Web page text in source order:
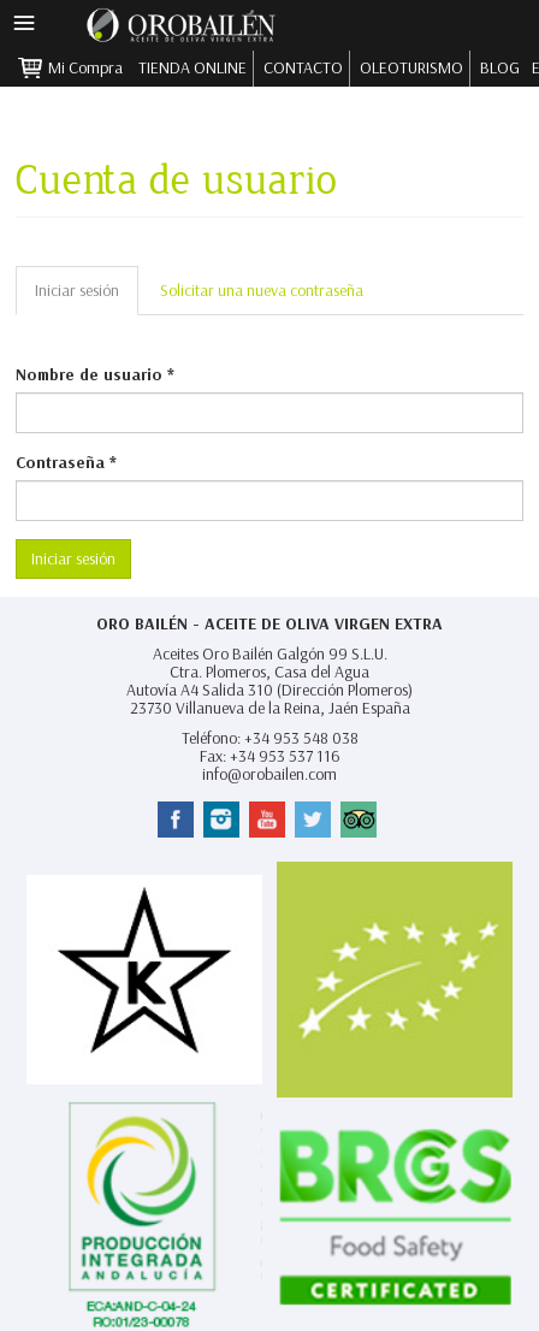
MENÚ
PRINCIPAL
Mi Compra
TIENDA ONLINE CONTACTO OLEOTURISMO BLOG
Cuenta de usuario
Solapas principales
Iniciar sesión (solapa
activa)
Solicitar una nueva contraseña
Nombre de usuario *
Contraseña *
Iniciar sesión
ORO BAILÉN - ACEITE DE OLIVA VIRGEN EXTRA
Aceites Oro Bailén Galgón 99 S.L.U.
Ctra. Plomeros, Casa del Agua
Autovía A4 Salida 310 (Dirección Plomeros)
23730 Villanueva de la Reina, Jaén España
Teléfono:+34 953 548 038
Fax:+34 953 537 116
info@orobailen.com